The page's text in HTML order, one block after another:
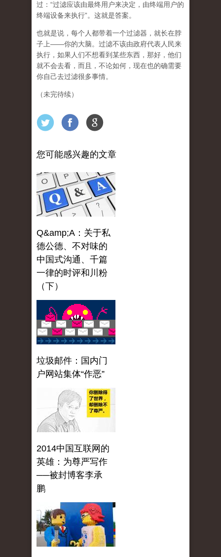
过：“过滤应该由最终用户来决定，由终端用户的
终端设备来执行”。这就是答案。
也就是说，每个人都带着一个过滤器，就长在脖
子上——你的大脑。过滤不该由政府代表人民来
执行，如果人们不想看到某些东西，那好，他们
就不会去看，而且，不论如何，现在也的确需要
你自己去过滤很多事情。
（未完待续）
您可能感兴趣的文章
Q&amp;A：关于私
德公德、不对味的
中国式沟通、千篇
一律的时评和川粉
（下）
垃圾邮件：国内门
户网站集体“作恶”
2014中国互联网的
英雄：为尊严写作
──被封博客李承
鹏